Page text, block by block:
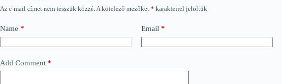
Az e-mail címet nem tesszük közzé.A kötelező mezőket * karakterrel jelöltük
Name * Email *
Add Comment *